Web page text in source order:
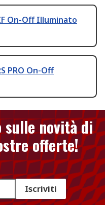
On-Off Illuminato
PRO On-Off
sulle novità di
offerte!
Iscriviti